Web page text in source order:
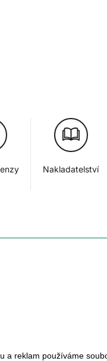
Nakladatelství
a reklam používáme